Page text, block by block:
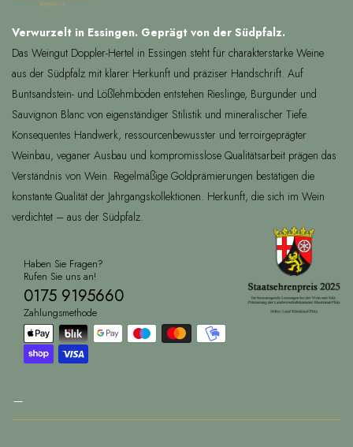
Verwurzelt in Essingen. Geprägt von der Südpfalz.
Das Weingut Doppler-Hertel in Essingen steht für charakterstarke Weine
aus der Südpfalz mit klarer Herkunft und präziser Handschrift. Auf
Buntsandstein- und Lößlehmböden entstehen Rieslinge, Burgunder und
Sauvignon Blanc von eigenständiger Stilistik und mineralischer Tiefe.
Konsequentes Handwerk, ressourcenbewusster und terroirgeprägter
Weinbau, veganer Ausbau und kompromisslose Qualitätsarbeit prägen das
Verständnis von Wein. Regelmäßige Goldprämierungen bestätigen die
konstante Qualität der Jahrgangskollektionen. Herkunft, die sich im Wein
verdichtet – aus der Südpfalz.
Haben Sie Fragen?
Rufen Sie uns an!
0175 9195660
Zahlungsmethode